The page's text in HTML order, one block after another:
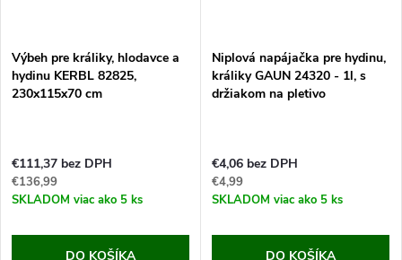
Výbeh pre králiky, hlodavce a
hydinu KERBL 82825,
230x115x70 cm
€111,37 bez DPH
€136,99
SKLADOM viac ako 5 ks
DO KOŠÍKA
Niplová napájačka pre hydinu,
králiky GAUN 24320 - 1l, s
držiakom na pletivo
€4,06 bez DPH
€4,99
SKLADOM viac ako 5 ks
DO KOŠÍKA